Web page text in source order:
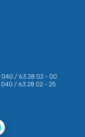
040 / 63 28 02 - 00
040 / 63 28 02 - 25